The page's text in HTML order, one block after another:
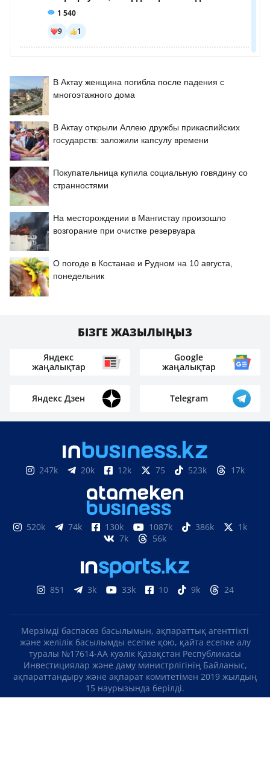
В Актау женщина погибла после падения с
многоэтажного дома
В Актау открыли Аллею дружбы прикаспийских
государств: заложили капсулу времени
Покупательница купила социальную говядину со
странностями
На месторождении в Мангистау произошло
возгорание при очистке резервуара
О погоде в Костанае и Рудном на 10 августа,
понедельник
БІЗГЕ ЖАЗЫЛЫҢЫЗ
Яндекс
жаңалықтар
Google
жаңалықтар
Яндекс Дзен Telegram
247k 20k 12k 75 523k 17k
520k 74k 130k 1087k 386k
1k
7k
56k
851 3k 33k 10 9k 24
Мерзімді баспасөз басылымын, ақпараттық агенттікті
және желілік басылымды есепке қою, қайта есепке алу
туралы №17614-АА куәлік Қазақстан Республикасы
Инвестициялар және даму министрлігінің Байланыс,
ақпараттандыру және ақпарат комитетімен 2019 жылдың
15 наурызында берілді.